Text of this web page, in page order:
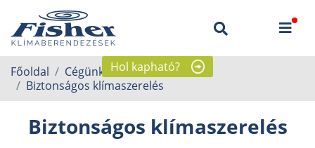
Hol kapható?
Főoldal Cégünkről
Hírek
Biztonságos klímaszerelés
Biztonságos klímaszerelés